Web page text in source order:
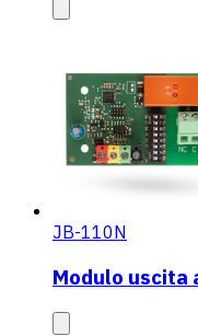
JB-110N
Modulo uscita